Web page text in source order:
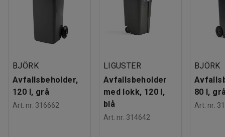
BJÖRK
Avfallsbeholder,
120 l, grå
Art. nr: 316662
LIGUSTER
Avfallsbeholder
med lokk, 120 l,
blå
Art. nr: 314642
BJÖRK
80 l,
Art. nr: